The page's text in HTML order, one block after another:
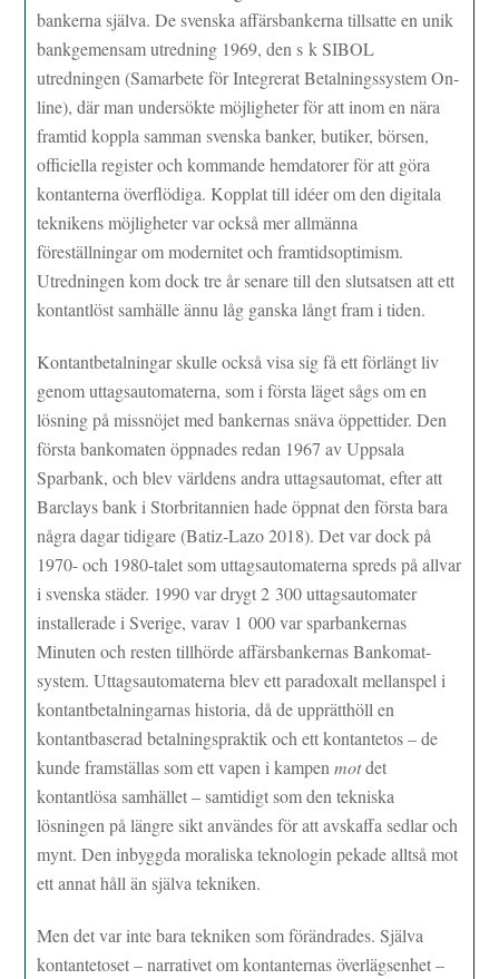
bankerna själva. De svenska affärsbankerna tillsatte en unik
bankgemensam utredning 1969, den s k SIBOL
utredningen (Samarbete för Integrerat Betalningssystem On-
line), där man undersökte möjligheter för att inom en nära
framtid koppla samman svenska banker, butiker, börsen,
officiella register och kommande hemdatorer för att göra
kontanterna överflödiga. Kopplat till idéer om den digitala
teknikens möjligheter var också mer allmänna
föreställningar om modernitet och framtidsoptimism.
Utredningen kom dock tre år senare till den slutsatsen att ett
kontantlöst samhälle ännu låg ganska långt fram i tiden.
Kontantbetalningar skulle också visa sig få ett förlängt liv
genom uttagsautomaterna, som i första läget sågs om en
lösning på missnöjet med bankernas snäva öppettider. Den
första bankomaten öppnades redan 1967 av Uppsala
Sparbank, och blev världens andra uttagsautomat, efter att
Barclays bank i Storbritannien hade öppnat den första bara
några dagar tidigare (Batiz-Lazo 2018). Det var dock på
1970- och 1980-talet som uttagsautomaterna spreds på allvar
i svenska städer. 1990 var drygt 2 300 uttagsautomater
installerade i Sverige, varav 1 000 var sparbankernas
Minuten och resten tillhörde affärsbankernas Bankomat-
system. Uttagsautomaterna blev ett paradoxalt mellanspel i
kontantbetalningarnas historia, då de upprätthöll en
kontantbaserad betalningspraktik och ett kontantetos – de
kunde framställas som ett vapen i kampenmotdet
kontantlösa samhället – samtidigt som den tekniska
lösningen på längre sikt användes för att avskaffa sedlar och
mynt. Den inbyggda moraliska teknologin pekade alltså mot
ett annat håll än själva tekniken.
Men det var inte bara tekniken som förändrades. Själva
kontantetoset – narrativet om kontanternas överlägsenhet –